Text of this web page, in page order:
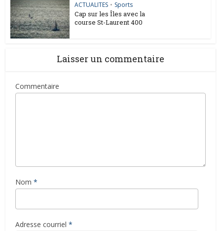
ACTUALITES • Sports
Cap sur les Îles avec la
course St-Laurent 400
Laisser un commentaire
Commentaire
Nom *
Adresse courriel *